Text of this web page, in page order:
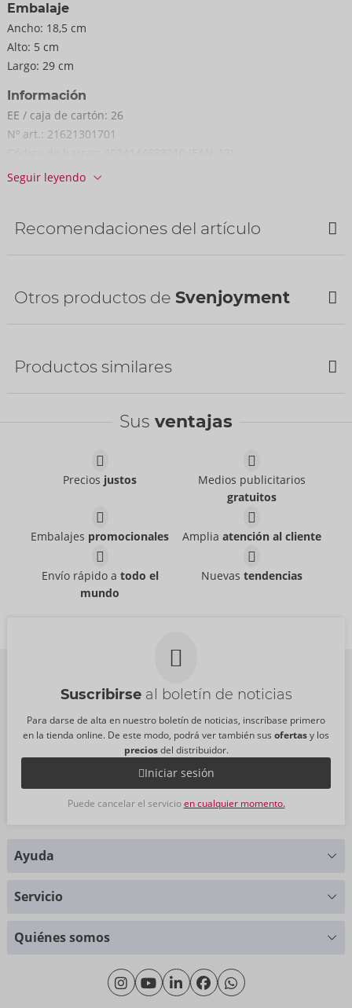
Embalaje
Ancho: 18,5 cm
Alto: 5 cm
Largo: 29 cm
Información
EE / caja de cartón: 26
Nº art.: 21621301701
Arancel aduanero:
Seguir leyendo
Recomendaciones del artículo
24,95 €
Otros productos de Svenjoyment
- ORION Brand
21004101701
- ORION Brand
21336871711
44,95 €
Productos similares
Shirt
- ORION Brand
Shirt
Sus ventajas
Precios justos
Medios publicitarios
gratuitos
Embalajes promocionales Ampliaatención al cliente
Envío rápido a todo el
mundo
Nuevastendencias
Suscribirseal boletín de noticias
Para darse de alta en nuestro boletín de noticias, inscríbase primero
en la tienda online. De este modo, podrá ver también sus ofertasy los
preciosdel distribuidor.
Iniciar sesión
Puede cancelar el servicioen cualquier momento.
Ayuda
+49 (0)461 50 40 308
Lunes - Jueves: 09:00 - 16:00
Viernes: 09:00 - 15:00
Servicio
Quiénes somos
Sobre nosotros
Sostenibilidad